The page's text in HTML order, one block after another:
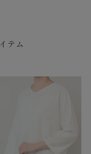
テム